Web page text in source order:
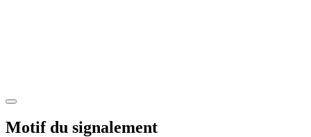
Motif du signalement